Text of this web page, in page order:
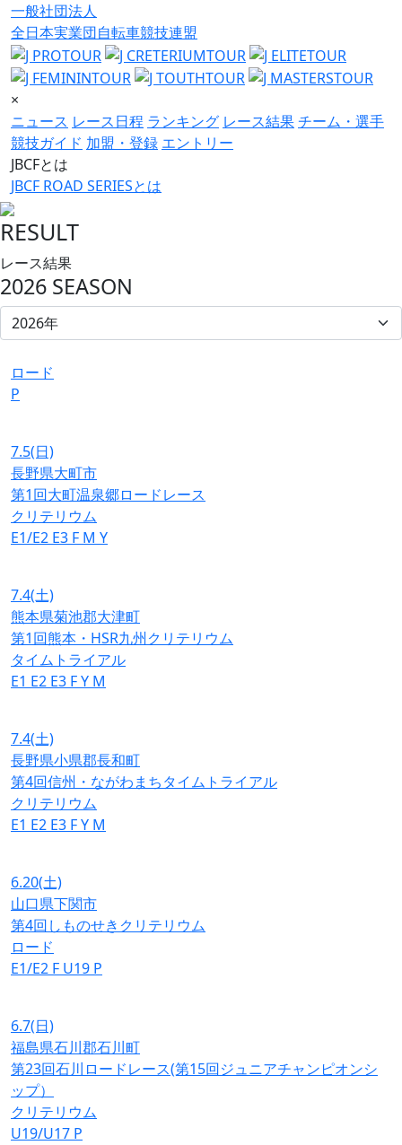
一般社団法人
全日本実業団自転車競技連盟
×
ニュース レース日程 ランキング レース結果チーム・選手
競技ガイド 加盟・登録 エントリー
JBCFとは
JBCF ROAD SERIESとは
RESULT
レース結果
2026 SEASON
ロード
P
7.5(日)
長野県大町市
第1回大町温泉郷ロードレース
クリテリウム
E1/E2 E3 F M Y
7.4(土)
熊本県菊池郡大津町
第1回熊本・HSR九州クリテリウム
タイムトライアル
E1 E2 E3 FY M
7.4(土)
長野県小県郡長和町
第4回信州・ながわまちタイムトライアル
クリテリウム
E1 E2 E3 FY M
6.20(土)
山口県下関市
第4回しものせきクリテリウム
ロード
E1/E2 F U19 P
6.7(日)
福島県石川郡石川町
第23回石川ロードレース(第15回ジュニアチャンピオンシ
ップ）
クリテリウム
U19/U17 P